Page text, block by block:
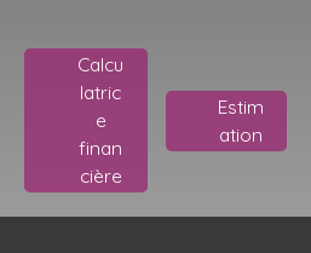
Calcu
latric
e
finan
cière
Estim
ation